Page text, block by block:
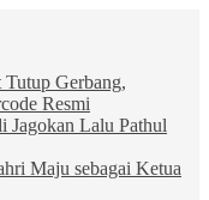
Gerbang,
Resmi
Jagokan Lalu Pathul
Maju sebagai Ketua